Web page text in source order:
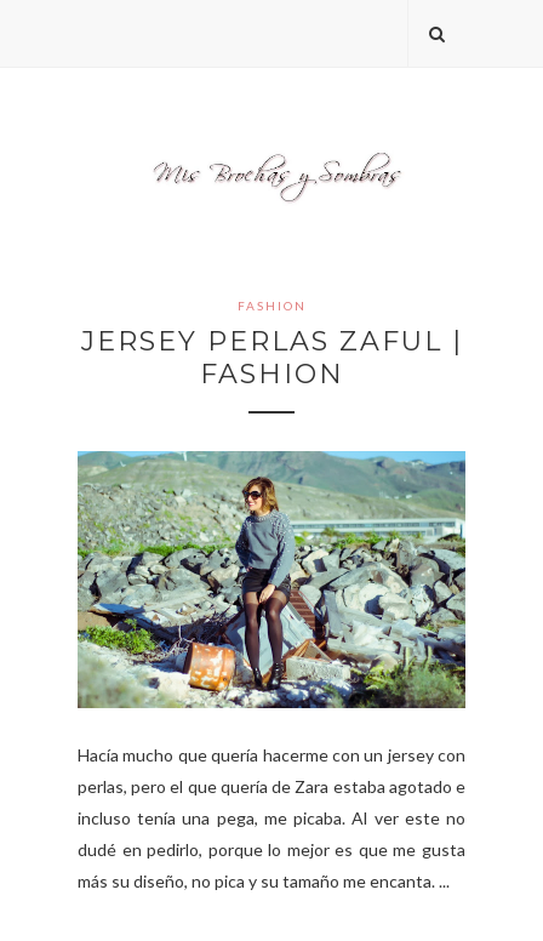
FASHION
JERSEY PERLAS ZAFUL |
FASHION
Hacía mucho que quería hacerme con un jersey con
perlas, pero el que quería de Zara estaba agotado e
incluso tenía una pega, me picaba. Al ver este no
dudé en pedirlo, porque lo mejor es que me gusta
más su diseño, no pica y su tamaño me encanta. ...